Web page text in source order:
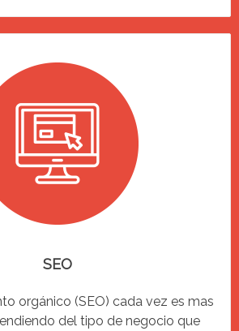
SEO
orgánico (SEO) cada vez es mas
del tipo de negocio que